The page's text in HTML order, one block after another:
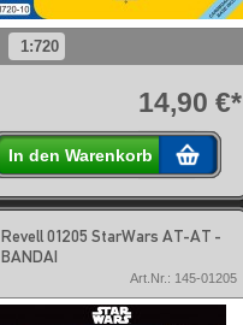
1:720
14,90 €*
In den Warenkorb
Revell 01205 StarWars AT-AT -
BANDAI
Art.Nr.: 145-01205